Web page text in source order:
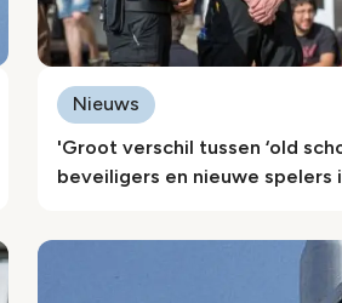
'Groot verschil tussen ‘old
beveiligers en nieuwe spelers
Nieuws